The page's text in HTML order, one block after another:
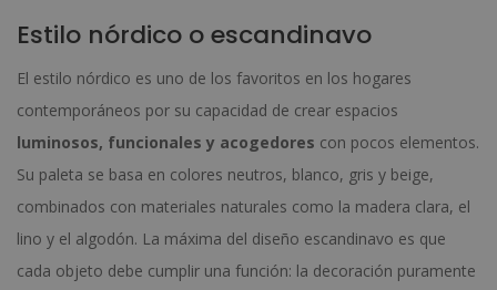
Estilo nórdico o escandinavo
El estilo nórdico es uno de los favoritos en los hogares
contemporáneos por su capacidad de crear espacios
luminosos, funcionales y acogedores con pocos elementos.
Su paleta se basa en colores neutros, blanco, gris y beige,
combinados con materiales naturales como la madera clara, el
lino y el algodón. La máxima del diseño escandinavo es que
cada objeto debe cumplir una función: la decoración puramente